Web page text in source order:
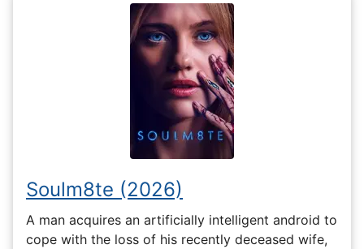
Soulm8te (2026)
A man acquires an artificially intelligent android to
cope with the loss of his recently deceased wife,